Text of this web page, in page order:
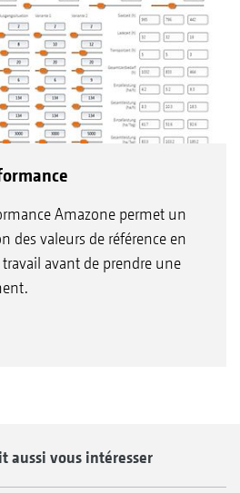
Amazone permet un
des valeurs de référence en
avant de prendre une
aussi vous intéresser